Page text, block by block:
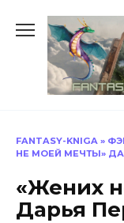
содержанию
FANTASY-KNIGA »
НЕ МОЕЙ МЕЧТЫ»
«Жених
Дарья